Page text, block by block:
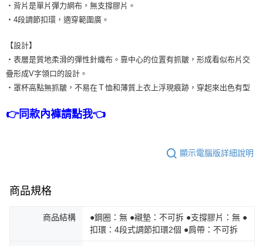
・背片是單片彈力網布，無支撐膠片。
・4段調節扣環，適穿範圍廣。
【設計】
・表層是質地柔滑的彈性針織布。靠中心的位置有抓皺，形成看似布片交
疊形成V字領口的設計。
・罩杯高點無抓皺，不易在Ｔ恤和薄質上衣上浮現痕跡，穿起來出色有型
👉同款內褲請點我👈
顯示電腦版詳細說明
商品規格
商品結構
●鋼圈：無 ●襯墊：不可拆 ●支撐膠片：無 ●
扣環：4段式調節扣環2個 ●肩帶：不可拆